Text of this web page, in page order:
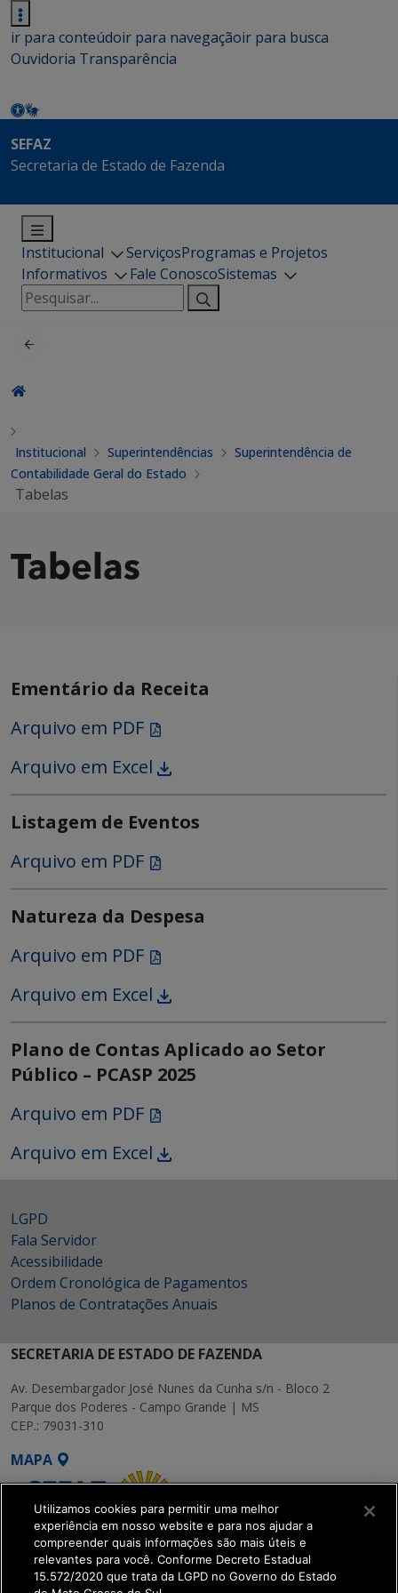
ir para conteúdoir para navegaçãoir para busca
Ouvidoria Transparência
SEFAZ
Secretaria de Estado de Fazenda
Institucional ServiçosProgramas e Projetos
Informativos
Fale ConoscoSistemas
Pesquisar
por:
Institucional Superintendências
Superintendência de
Contabilidade Geral do Estado
Tabelas
Tabelas
Ementário da Receita
Arquivo em PDF
Arquivo em Excel
Listagem de Eventos
Arquivo em PDF
Natureza da Despesa
Arquivo em PDF
Arquivo em Excel
Plano de Contas Aplicado ao Setor
Público – PCASP 2025
Arquivo em PDF
Arquivo em Excel
LGPD
Fala Servidor
Acessibilidade
Ordem Cronológica de Pagamentos
Planos de Contratações Anuais
SECRETARIA DE ESTADO DE FAZENDA
Av. Desembargador José Nunes da Cunha s/n - Bloco 2
Parque dos Poderes - Campo Grande | MS
CEP.: 79031-310
MAPA
SETDIG | Secretaria-
Utilizamos cookies para permitir uma melhor
experiência em nosso website e para nos ajudar a
compreender quais informações são mais úteis e
relevantes para você. Conforme Decreto Estadual
15.572/2020 que trata da LGPD no Governo do Estado